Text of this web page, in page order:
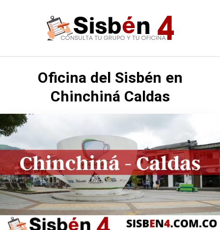
Oficina del Sisbén en
Chinchiná Caldas